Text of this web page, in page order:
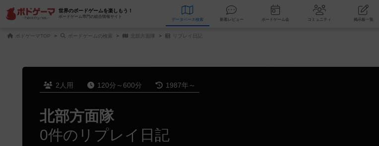
世界のボードゲームを楽しもう！
ボードゲーム専門の総合情報サイト
データベース 検索 新着レビュー ボードゲーム会 コミュニティ
ボドゲーマTOP ボードゲームの検索 北部方面隊 リプレイ日記
2人用 120分～600分 1987年～
北部方面隊
0件のリプレイ日記